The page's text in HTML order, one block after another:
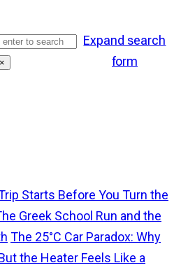
×
Expand search
form
Starts Before You Turn the
Greek School Run and the
The 25°C Car Paradox: Why
the Heater Feels Like a